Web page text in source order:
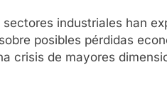
industriales han
posibles pérdidas
crisis de mayores